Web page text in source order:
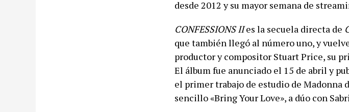
desde 2012 y su mayor semana de
CONFESSIONS IIes la secuela directa de
que también llegó al número uno, y
productor y compositor Stuart Price, su
El álbum fue anunciado el 15 de abril y
el primer trabajo de estudio de Madonna
sencillo «Bring Your Love», a dúo con